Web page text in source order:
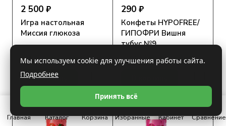
2 500 ₽
Игра настольная
Миссия глюкоза
4.7 Есть в наличии
В корзину
290 ₽
Конфеты HYPOFREE/
ГИПОФРИ Вишня
тубус №9
4.6 Есть в наличии
Главная Каталог Корзина Избранные Кабинет Сравнение
Мы используем cookie для улучшения работы сайта.
Подробнее
Принять всё